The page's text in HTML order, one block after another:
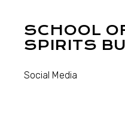
SCHOOL
SPIRITS
Social Media